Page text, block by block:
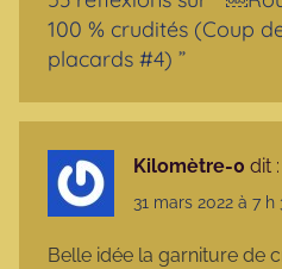
100 % crudités (Coup
placards #4) ”
Kilomètre-0 dit :
31 mars 2022 à 7 h
Belle idée la garniture de